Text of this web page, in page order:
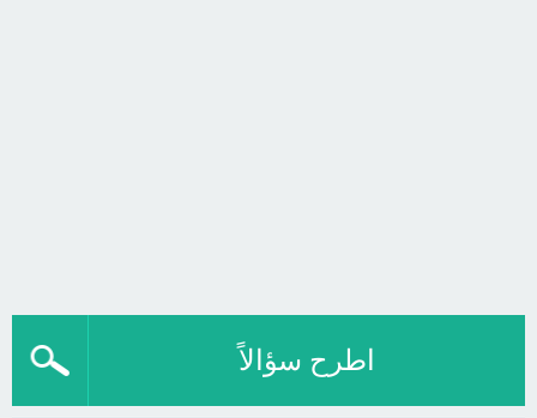
اطرح سؤالاً